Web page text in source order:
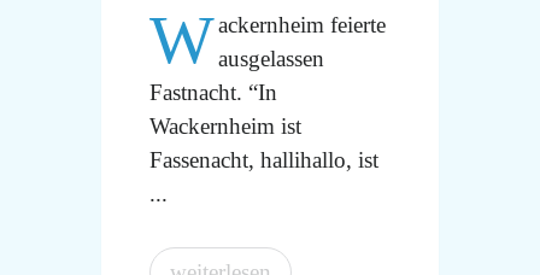
Wackernheim feierte
ausgelassen
Fastnacht. “In
Wackernheim ist
Fassenacht, hallihallo, ist
...